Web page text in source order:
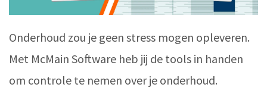
Onderhoud zou je geen stress mogen opleveren.
Met McMain Software heb jij de tools in handen
om controle te nemen over je onderhoud.